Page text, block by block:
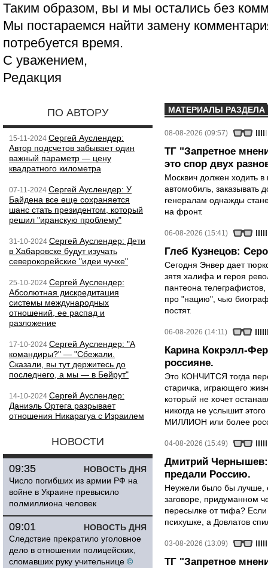
Таким образом, вы и мы остались без
Мы постараемся найти замену
потребуется время.
С уважением,
Редакция
ПО АВТОРУ
15-11-2024 Сергей Ауслендер:
Автор подсчетов забывает один
важный параметр — цену
квадратного километра
07-11-2024 Сергей Ауслендер: У
Байдена все еще сохраняется
шанс стать президентом, который
решил "иранскую проблему"
31-10-2024 Сергей Ауслендер: Дети
в Хабаровске будут изучать
северокорейские "идеи чучхе"
25-10-2024 Сергей Ауслендер:
Абсолютная дискредитация
системы международных
отношений, ее распад и
разложение
17-10-2024 Сергей Ауслендер: "А
командиры?" — "Сбежали.
Сказали, вы тут держитесь до
последнего, а мы — в Бейрут"
14-10-2024 Сергей Ауслендер:
Даниэль Ортега разрывает
отношения Никарагуа с Израилем
НОВОСТИ
НОВОСТЬ ДНЯ
09:35
Число погибших из армии РФ на
войне в Украине превысило
полмиллиона человек
НОВОСТЬ ДНЯ
09:01
Следствие прекратило уголовное
дело в отношении полицейских,
сломавших руку учительнице ©
МАТЕРИАЛЫ РАЗДЕЛА
08-08-2026 (09:57)
ТГ "Запретное
это спор двух
Москвич должен ходить в
автомобиль, заказывать
генералам однажды
на фронт.
06-08-2026 (15:41)
Глеб Кузнецов:
Сегодня Энвер дает
зятя халифа и героя
пантеона
про "нацию", чью
постят.
06-08-2026 (14:11)
Карина Кокрэлл-
россияне.
Это КОНЧИТСЯ тогда
старичка, играющего
который не хочет
никогда не услышит
МИЛЛИОН или более
04-08-2026 (15:49)
Дмитрий Чернышев:
предали Россию.
Неужели было бы лучше,
заговоре, придуманном
пересылке от тифа?
психушке, а Довлатов
03-08-2026 (13:09)
ТГ "Запретное